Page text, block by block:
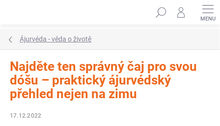
Hledat
Ájurvéda - věda o životě
Najděte ten správný čaj pro svou
dóšu – praktický ájurvédský
přehled nejen na zimu
17.12.2022